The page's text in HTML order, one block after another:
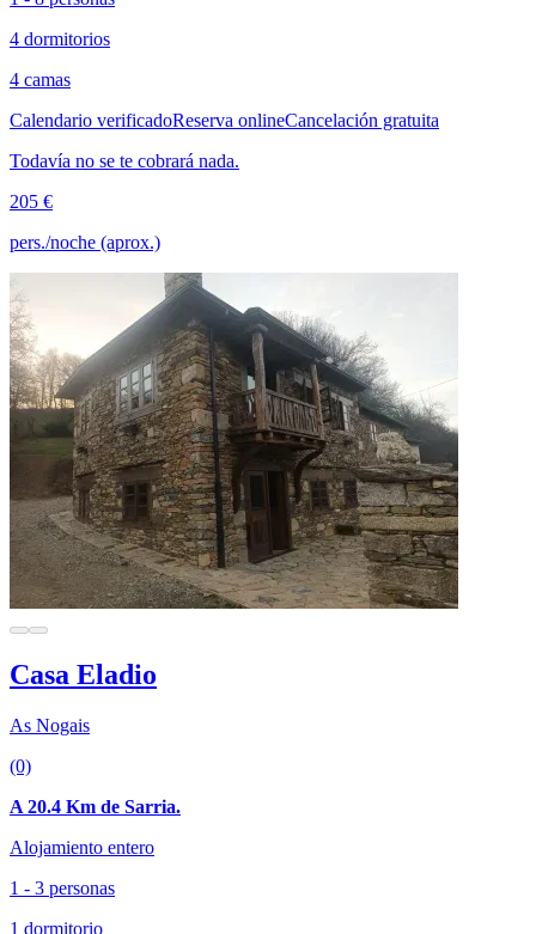
4 dormitorios
4 camas
Calendario verificadoReserva onlineCancelación gratuita
Todavía no se te cobrará nada.
205 €
pers./noche (aprox.)
Casa Eladio
As Nogais
(0)
A 20.4 Km de Sarria.
Alojamiento entero
1 - 3 personas
1 dormitorio